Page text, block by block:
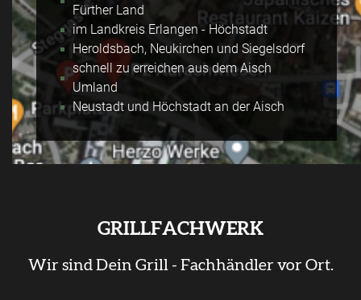
Fürther Land
im Landkreis Erlangen - Höchstadt
Heroldsbach, Neukirchen und Siegelsdorf
schnell zu erreichen aus dem Aisch
Umland
Neustadt und Höchstadt an der Aisch
GRILLFACHWERK
Wir sind Dein Grill - Fachhändler vor Ort.